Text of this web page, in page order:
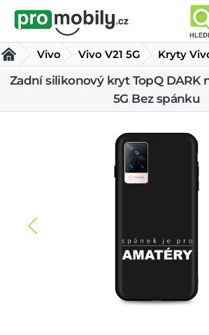
Vivo Vivo V21 5G Kryty
silikonový kryt TopQ DARK na mobil
spánku
Zadní silikonový kryt TopQ DARK
5G Bez spánku